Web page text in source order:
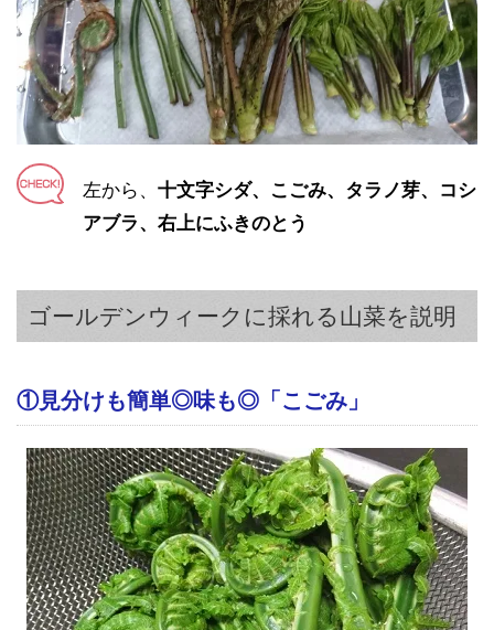
左から、 十文字シダ、こごみ、タラノ芽、コシ
アブラ、右上にふきのとう
ゴールデンウィークに採れる山菜を説明
①見分けも簡単◎味も◎「こごみ」